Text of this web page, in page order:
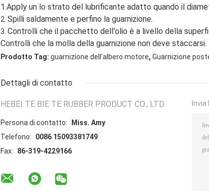
1.Apply un lo strato del lubrificante adatto quando il
2. Spilli saldamente e perfino la guarnizione.
3. Controlli che il pacchetto dell'olio è a livello della
Controlli che la molla della guarnizione non deve staccarsi.
Prodotto Tag: guarnizione dell'albero motore, Guarnizione
Dettagli di contatto
HEBEI TE BIE TE RUBBER PRODUCT CO., LTD.
Persona di contatto:
Miss. Amy
Telefono:
0086 15093381749
Fax:
86-319-4229166